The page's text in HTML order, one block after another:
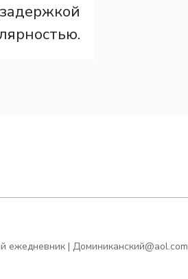
ежедневник | Доминиканский@aol.com